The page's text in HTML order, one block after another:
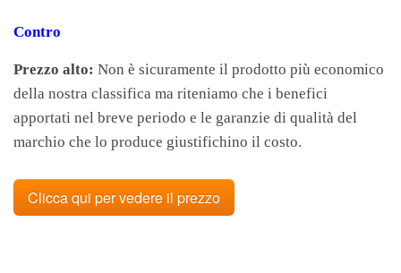
Contro
Prezzo alto: Non è sicuramente il prodotto più economico
della nostra classifica ma riteniamo che i benefici
apportati nel breve periodo e le garanzie di qualità del
marchio che lo produce giustifichino il costo.
Clicca qui per vedere il prezzo